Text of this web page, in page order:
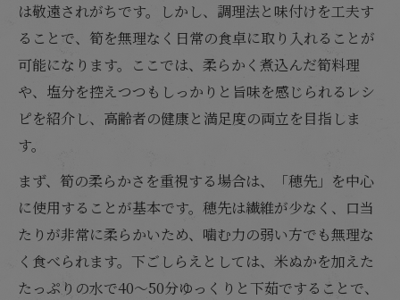
は敬遠されがちです。しかし、調理法と味付けを工夫す
ることで、筍を無理なく日常の食卓に取り入れることが
可能になります。ここでは、柔らかく煮込んだ筍料理
や、塩分を控えつつもしっかりと旨味を感じられるレシ
ピを紹介し、高齢者の健康と満足度の両立を目指しま
す。
まず、筍の柔らかさを重視する場合は、「穂先」を中心
に使用することが基本です。穂先は繊維が少なく、口当
たりが非常に柔らかいため、噛む力の弱い方でも無理な
く食べられます。下ごしらえとしては、米ぬかを加えた
たっぷりの水で40〜50分ゆっくりと下茹ですることで、